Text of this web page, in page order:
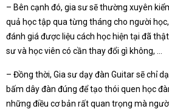
– Bên cạnh đó, gia sư sẽ thường xuyên
quả học tập qua từng tháng cho người
đánh giá được liệu cách học hiện tại đã
sư và học viên có cần thay đổi gì không, …
– Đồng thời, Gia sư dạy đàn Guitar sẽ chỉ
bấm dây đàn đúng để tạo thói quen học
những điều cơ bản rất quan trọng mà